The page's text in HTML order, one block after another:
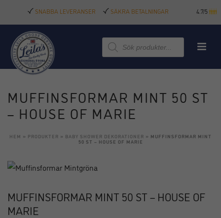
SNABBA LEVERANSER SÄKRA BETALNINGAR 4.7/5
Produktsökning
MUFFINSFORMAR MINT 50 ST
– HOUSE OF MARIE
HEM » PRODUKTER » BABY SHOWER DEKORATIONER » MUFFINSFORMAR MINT
50 ST – HOUSE OF MARIE
MUFFINSFORMAR MINT 50 ST – HOUSE OF
MARIE